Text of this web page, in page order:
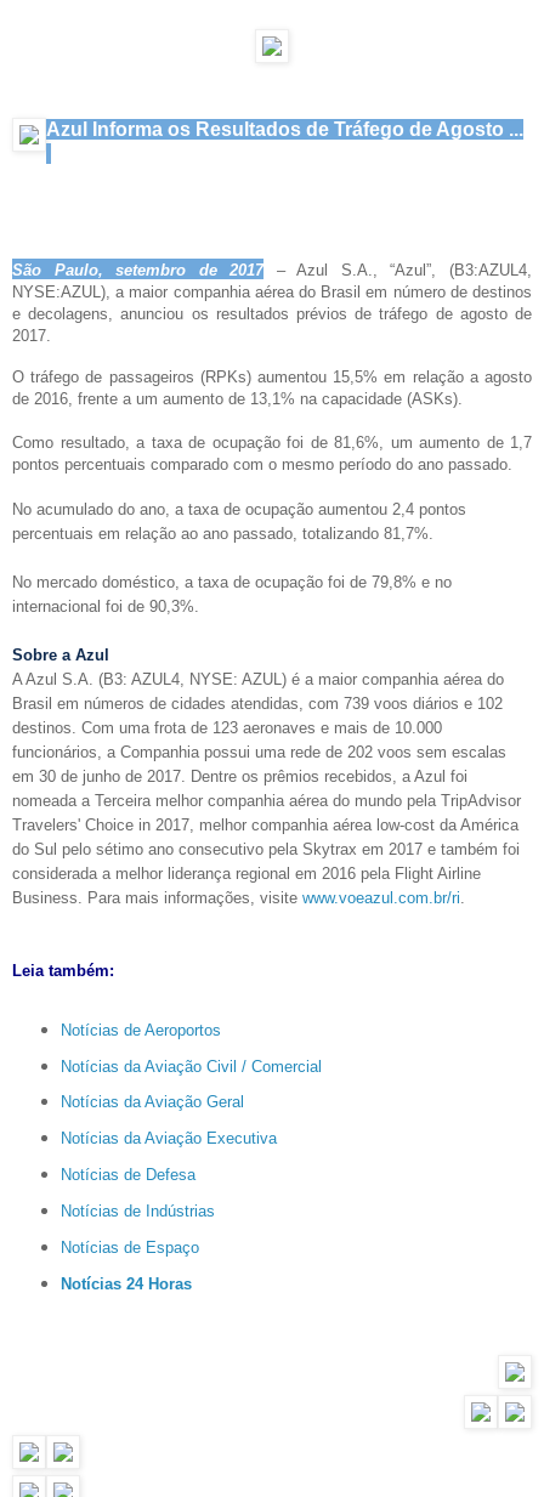
Azul Informa os Resultados de Tráfego de Agosto ...
São Paulo, setembro de 2017 –Azul S.A.,“Azul” , (B3:AZUL4,
NYSE:AZUL), a maior companhia aérea do Brasil em número de destinos
e decolagens, anunciou os resultados prévios de tráfego de agosto de
2017.
O tráfego de passageiros (RPKs) aumentou 15,5% em relação a agosto
de 2016, frente a um aumento de 13,1% na capacidade (ASKs).
Como resultado, a taxa de ocupação foi de 81,6%, um aumento de 1,7
pontos percentuais comparado com o mesmo período do ano passado.
No acumulado do ano, a taxa de ocupação aumentou 2,4 pontos
percentuais em relação ao ano passado, totalizando 81,7%.
No mercado doméstico, a taxa de ocupação foi de 79,8% e no
internacional foi de 90,3%.
Sobre a Azul
A Azul S.A. (B3: AZUL4, NYSE: AZUL) é a maior companhia aérea do
Brasil em números de cidades atendidas, com 739 voos diários e 102
destinos. Com uma frota de 123 aeronaves e mais de 10.000
funcionários, a Companhia possui uma rede de 202 voos sem escalas
em 30 de junho de 2017. Dentre os prêmios recebidos, a Azul foi
nomeada a Terceira melhor companhia aérea do mundo pela TripAdvisor
Travelers' Choice in 2017, melhor companhia aérea low-cost da América
do Sul pelo sétimo ano consecutivo pela Skytrax em 2017 e também foi
considerada a melhor liderança regional em 2016 pela Flight Airline
Business. Para mais informações, visite www.voeazul.com.br/ri
Leia também:
Notícias de Aeroportos
Notícias da Aviação Civil / Comercial
Notícias da Aviação Geral
Notícias da Aviação Executiva
Notícias de Defesa
Notícias de Indústrias
Notícias de Espaço
Notícias 24 Horas